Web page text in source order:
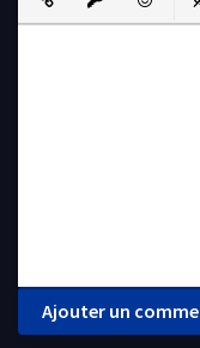
Insert Link
Insert
Ajouter un